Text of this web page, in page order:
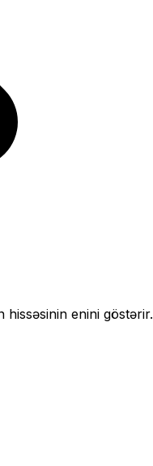
hissəsinin enini göstərir.